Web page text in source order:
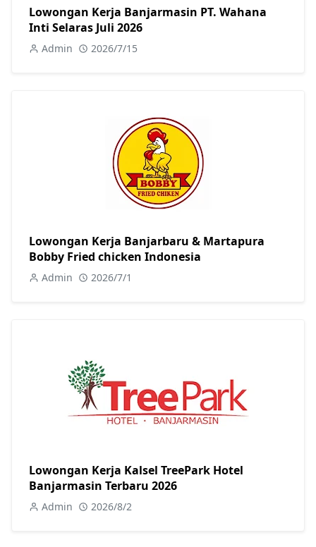
Lowongan Kerja Banjarmasin PT. Wahana
Inti Selaras Juli 2026
Admin 2026/7/15
Lowongan Kerja Banjarbaru & Martapura
Bobby Fried chicken Indonesia
Admin 2026/7/1
Lowongan Kerja Kalsel TreePark Hotel
Banjarmasin Terbaru 2026
Admin 2026/8/2